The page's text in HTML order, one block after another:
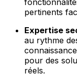
pertinents
Expertise
au rythme
pour des
réels.